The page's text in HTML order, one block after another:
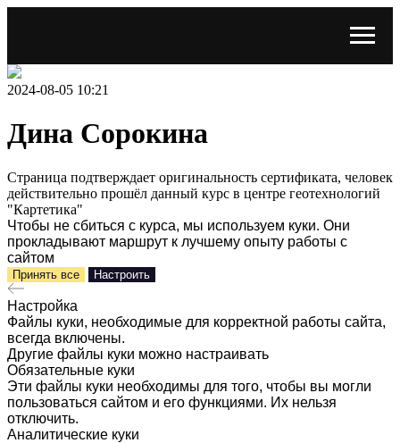
2024-08-05 10:21
Дина Сорокина
Страница подтверждает оригинальность сертификата, человек
действительно прошёл данный курс в центре геотехнологий
"Картетика"
Чтобы не сбиться с курса, мы используем куки. Они
прокладывают маршрут к лучшему опыту работы с
сайтом
Принять все Настроить
Настройка
Файлы куки, необходимые для корректной работы сайта,
всегда включены.
Другие файлы куки можно настраивать
Обязательные куки
Эти файлы куки необходимы для того, чтобы вы могли
пользоваться сайтом и его функциями. Их нельзя
отключить.
Аналитические куки